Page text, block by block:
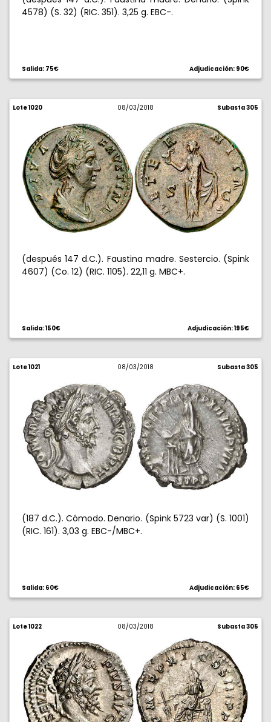
4578) (S. 32) (RIC. 351). 3,25 g. EBC-.
Salida: 75€ Adjudicación: 90€
Lote 1020 08/03/2018 Subasta 305
(después 147 d.C.). Faustina madre. Sestercio. (Spink
4607) (Co. 12) (RIC. 1105). 22,11 g. MBC+.
Salida: 150€ Adjudicación: 195€
Lote 1021 08/03/2018 Subasta 305
(187 d.C.). Cómodo. Denario. (Spink 5723 var) (S. 1001)
(RIC. 161). 3,03 g. EBC-/MBC+.
Salida: 60€ Adjudicación: 65€
Lote 1022 08/03/2018 Subasta 305